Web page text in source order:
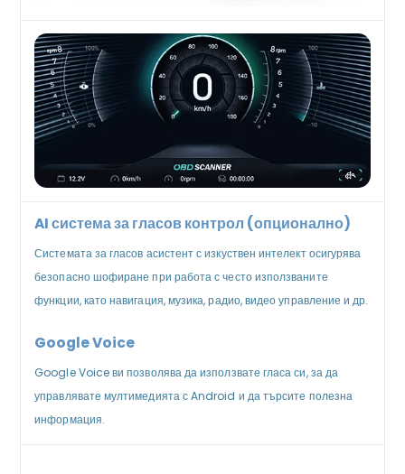
AI система за гласов контрол (опционално)
Системата за гласов асистент с изкуствен интелект осигурява
безопасно шофиране при работа с често използваните
функции, като навигация, музика, радио, видео управление и др.
Google Voice
Google Voice ви позволява да използвате гласа си, за да
управлявате мултимедията с Android и да търсите полезна
информация.